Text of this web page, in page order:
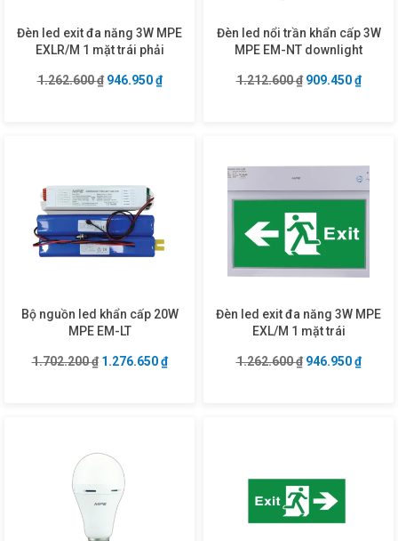
Đèn led exit đa năng 3W MPE
EXLR/M 1 mặt trái phải
1.262.600₫ Giá gốc là: 1.262.600 ₫.
946.950₫Giá hiện tại là: 946.950 ₫.
Đèn led nổi trần khẩn cấp 3W
MPE EM-NT downlight
1.212.600₫ Giá gốc là:
909.450₫Giá
Bộ nguồn led khẩn cấp 20W
MPE EM-LT
1.702.200₫ Giá gốc là: 1.702.200 ₫.
1.276.650₫Giá hiện tại là: 1.276.650 ₫.
Đèn led exit đa năng 3W MPE
EXL/M 1 mặt trái
1.262.600₫ Giá gốc là:
946.950₫Giá